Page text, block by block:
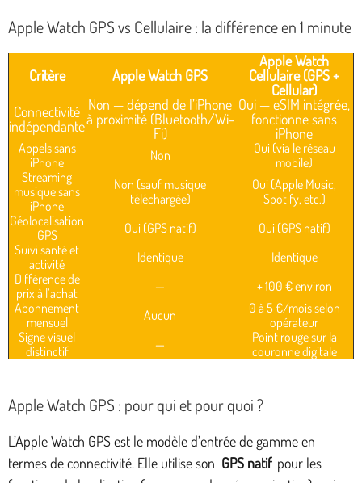
Apple Watch GPS vs Cellulaire : la différence en 1 minute
Critère Apple Watch GPS
Apple Watch
Cellulaire (GPS +
Cellular)
Connectivité
indépendante
Non — dépend de l’iPhone
à proximité (Bluetooth/Wi-
Fi)
Oui — eSIM intégrée,
fonctionne sans
iPhone
Appels sans
iPhone
Non
Oui (via le réseau
mobile)
Streaming
musique sans
iPhone
Non (sauf musique
téléchargée)
Oui (Apple Music,
Spotify, etc.)
Géolocalisation
GPS
Oui (GPS natif)
Oui (GPS natif)
Suivi santé et
activité
Identique
Identique
Différence de
prix à l’achat
—
+ 100 € environ
Abonnement
mensuel
Aucun
0 à 5 €/mois selon
opérateur
Signe visuel
distinctif
—
Point rouge sur la
couronne digitale
Apple Watch GPS : pour qui et pour quoi ?
L’Apple Watch GPS est le modèle d’entrée de gamme en
termes de connectivité. Elle utilise son GPS natif pour les